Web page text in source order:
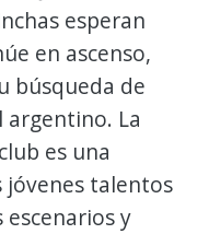
esperan
en ascenso,
búsqueda de
La
es una
jóvenes talentos
y